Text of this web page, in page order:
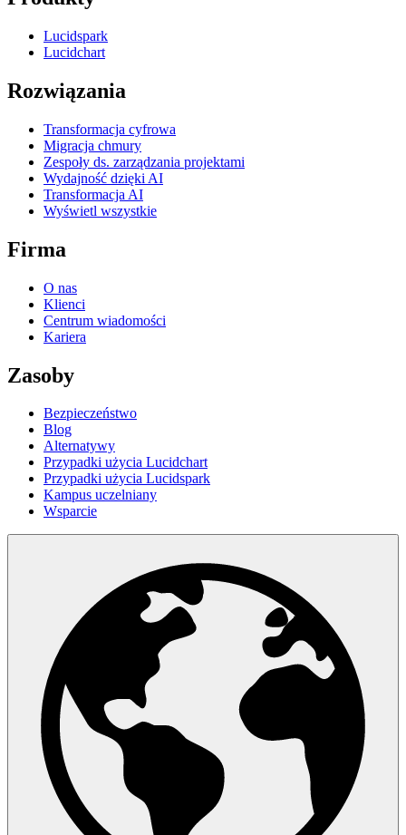
Lucidspark
Lucidchart
Rozwiązania
Transformacja cyfrowa
Migracja chmury
Zespoły ds. zarządzania projektami
Wydajność dzięki AI
Transformacja AI
Wyświetl wszystkie
Firma
O nas
Klienci
Centrum wiadomości
Kariera
Zasoby
Bezpieczeństwo
Blog
Alternatywy
Przypadki użycia Lucidchart
Przypadki użycia Lucidspark
Kampus uczelniany
Wsparcie